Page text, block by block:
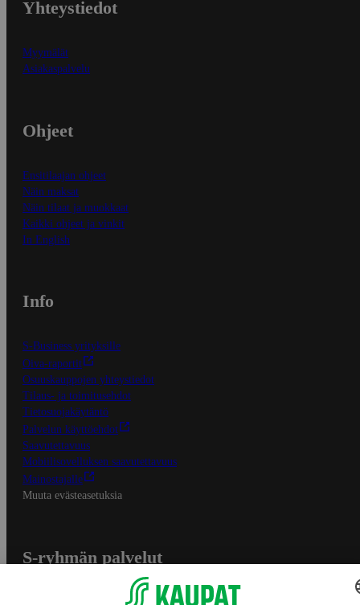
Yhteystiedot
Myymälät
Asiakaspalvelu
Ohjeet
Ensitilaajan ohjeet
Näin maksat
Näin tilaat ja muokkaat
Kaikki ohjeet ja vinkit
In English
Info
S-Business yrityksille
Oiva-raportit
Osuuskauppojen yhteystiedot
Tilaus- ja toimitusehdot
Tietosuojakäytäntö
Palvelun käyttöehdot
Saavutettavuus
Mobiilisovelluksen saavutettavuus
Mainostajalle
Muuta evästeasetuksia
S-ryhmän palvelut